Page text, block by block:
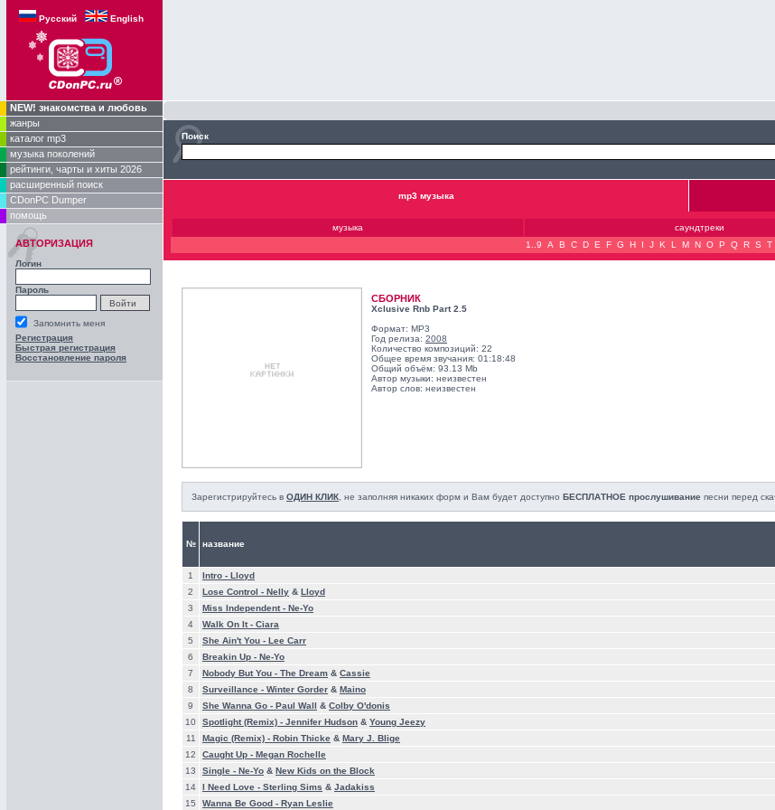
Русский English
NEW! знакомства и любовь
жанры
каталог mp3
музыка поколений
рейтинги, чарты и хиты 2026
расширенный поиск
CDonPC Dumper
помощь
АВТОРИЗАЦИЯ
Логин
Пароль
Запомнить меня
Регистрация
Быстрая регистрация
Восстановление пароля
Поиск
mp3 музыка
музыка саундтреки
1..9
A B C D E F G H I J K L M N O P Q R S T
СБОРНИК
Xclusive Rnb Part 2.5
Формат: MP3
Год релиза: 2008
Количество композиций: 22
Общее время звучания: 01:18:48
Общий объём: 93.13 Mb
Автор музыки: неизвестен
Автор слов: неизвестен
Зарегистрируйтесь в ОДИН КЛИК , не заполняя никаких форм и Вам будет доступно БЕСПЛАТНОЕ прослушивание песни перед
№ название
1
Intro - Lloyd
2
Lose Control - Nelly & Lloyd
3
Miss Independent - Ne-Yo
4
Walk On It - Ciara
5
She Ain't You - Lee Carr
6
Breakin Up - Ne-Yo
7
Nobody But You - The Dream & Cassie
8
Surveillance - Winter Gorder & Maino
9
She Wanna Go - Paul Wall & Colby O'donis
10
Spotlight (Remix) - Jennifer Hudson & Young Jeezy
11
Magic (Remix) - Robin Thicke & Mary J. Blige
12
Caught Up - Megan Rochelle
13
Single - Ne-Yo & New Kids on the Block
14
I Need Love - Sterling Sims & Jadakiss
15
Wanna Be Good - Ryan Leslie